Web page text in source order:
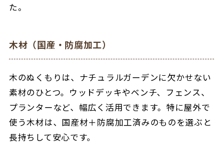
た。
木材（国産・防腐加工）
木のぬくもりは、ナチュラルガーデンに欠かせない
素材のひとつ。 ウッドデッキやベンチ、フェンス、
プランターなど、幅広く活用できます。特に屋外で
使う木材は、国産材＋防腐加工済みのものを選ぶと
長持ちして安心です。